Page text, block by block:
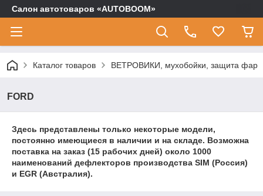
Салон автотоваров «AUTOBOOM»
Каталог товаров ВЕТРОВИКИ, мухобойки, защита фар
FORD
Здесь представлены только некоторые модели,
постоянно имеющиеся в наличии и на складе. Возможна
поставка на заказ (15 рабочих дней) около 1000
наименований дефлекторов производства SIM (Россия)
и EGR (Австралия).